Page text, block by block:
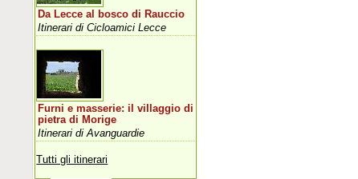
Da Lecce al bosco di Rauccio
Itinerari di Cicloamici Lecce
Furni e masserie: il villaggio di
pietra di Morige
Itinerari di Avanguardie
Tutti gli itinerari